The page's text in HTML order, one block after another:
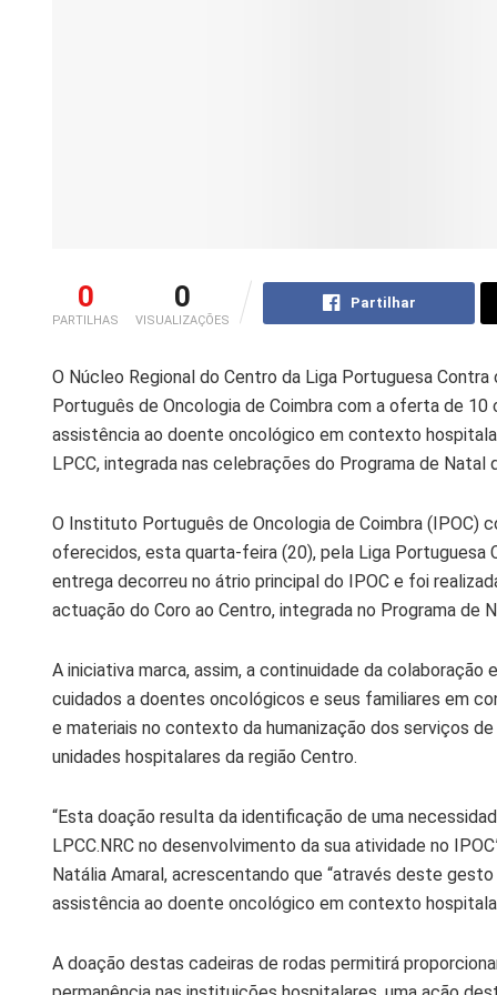
0
PARTILHAS
0
VISUALIZAÇÕES
Partilhar
O Núcleo Regional do Centro da Liga Portuguesa
Português de Oncologia de Coimbra com a oferta de 10
assistência ao doente oncológico em contexto
LPCC, integrada nas celebrações do Programa de Natal
O Instituto Português de Oncologia de Coimbra (IPOC)
oferecidos, esta quarta-feira (20), pela Liga Portuguesa
entrega decorreu no átrio principal do IPOC e foi
actuação do Coro ao Centro, integrada no Programa de
A iniciativa marca, assim, a continuidade da
cuidados a doentes oncológicos e seus familiares em
e materiais no contexto da humanização dos serviços
unidades hospitalares da região Centro.
“Esta doação resulta da identificação de uma
LPCC.NRC no desenvolvimento da sua atividade no
Natália Amaral, acrescentando que “através deste
assistência ao doente oncológico em contexto
A doação destas cadeiras de rodas permitirá